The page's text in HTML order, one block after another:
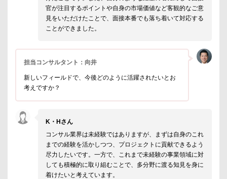
官が注目するポイントや自身の市場価値など客観的なご意
見をいただけたことで、面接本番でも落ち着いて対応する
ことができました。
担当コンサルタント：向井
新しいフィールドで、今後どのように活躍されたいとお
考えですか？
K・Hさん
コンサル業界は未経験ではありますが、まずは自身のこれ
までの経験を活かしつつ、プロジェクトに貢献できるよう
尽力したいです。一方で、これまで未経験の事業領域に対
しても積極的に取り組むことで、多分野に渡る知見を身に
着けたいと考えています。